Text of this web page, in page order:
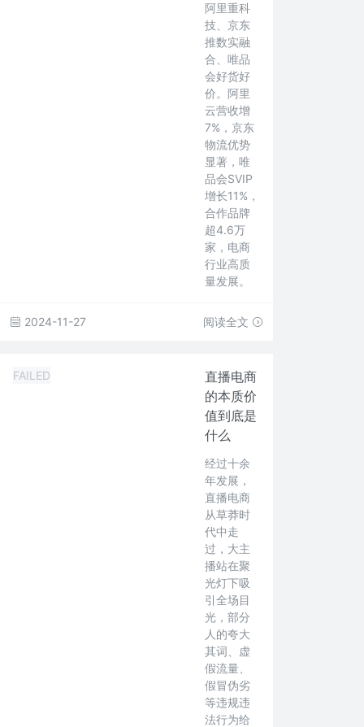
阿里重科
技、京东
推数实融
合、唯品
会好货好
价。阿里
云营收增
7%，京东
物流优势
显著，唯
品会SVIP
增长11%，
合作品牌
超4.6万
家，电商
行业高质
量发展。
2024-11-27 阅读全文
FAILED
直播电商
的本质价
值到底是
什么
经过十余
年发展，
直播电商
从草莽时
代中走
过，大主
播站在聚
光灯下吸
引全场目
光，部分
人的夸大
其词、虚
假流量、
假冒伪劣
等违规违
法行为给